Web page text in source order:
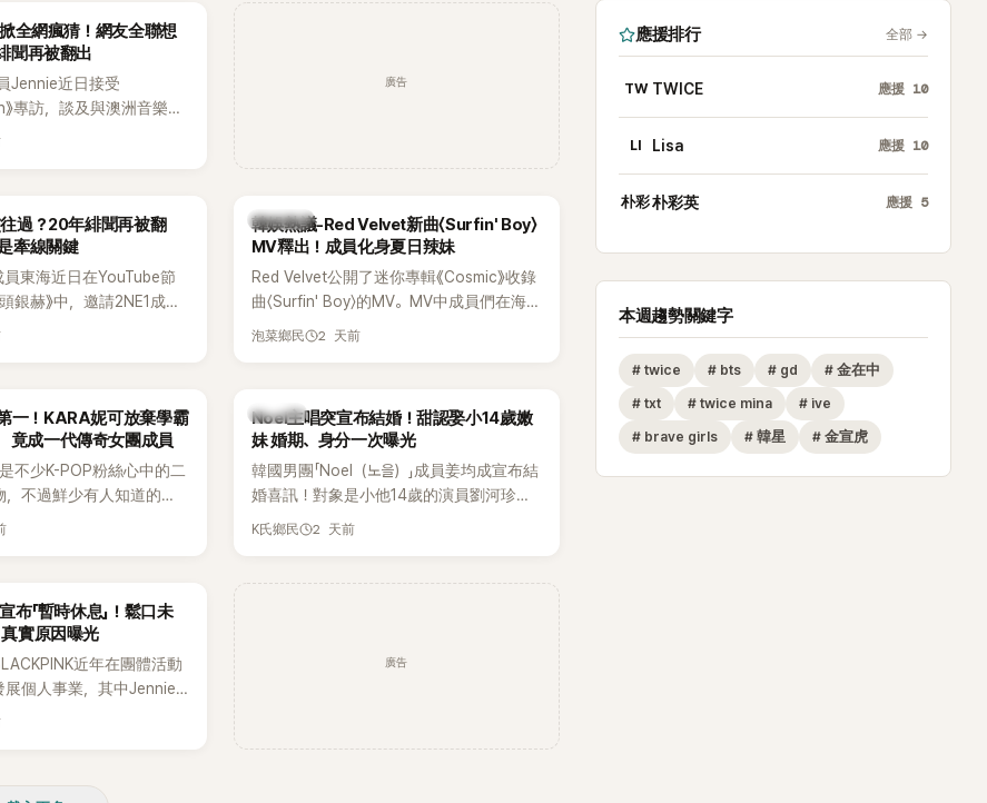
全網瘋猜！網友全聯想
再被翻出
Jennie近日接受
專訪，談及與澳洲音樂人
推出〈Dracula（JENNIE
廣告
過？20年緋聞再被翻
牽線關鍵
東海近日在YouTube節
銀赫》中，邀請2NE1成員
兩人不僅回憶出道前的青
熱議討論
韓娛熱議-Red Velvet新曲〈Surfin' Boy〉
MV釋出！成員化身夏日辣妹
Red Velvet公開了迷你專輯《Cosmic》收錄
曲〈Surfin' Boy〉的MV。MV中成員們在海邊
享受夏日，展現了清爽活潑的魅力。
泡菜鄉民 2 天前
一！KARA妮可放棄學霸
成一代傳奇女團成員
不少K-POP粉絲心中的二
，不過鮮少有人知道的
舞台上的人氣偶像，更
K-POP
Noel主唱突宣布結婚！甜認娶小14歲嫩
妹 婚期、身分一次曝光
韓國男團「Noel（노을）」成員姜均成宣布結
婚喜訊！對象是小他14歲的演員劉河珍
（유하진 音譯），兩人將於10月30日在首
K氏鄉民 2 天前
「暫時休息」！鬆口未
實原因曝光
近年在團體活動
展個人事業，其中Jennie
人專輯，近期更陸續在演
廣告
應援排行 全部 →
TW TWICE 應援 10
LI Lisa 應援 10
朴彩朴彩英 應援 5
本週趨勢關鍵字
# twice # bts # gd # 金在中
# txt # twice mina # ive
# brave girls # 韓星 # 金宣虎